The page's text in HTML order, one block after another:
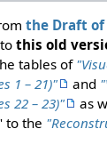
the Draft of
tothis old
tables of
1 – 21)"
and
22 – 23)"
as
to the